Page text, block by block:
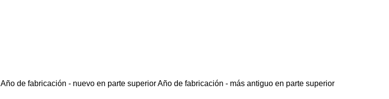
Año de fabricación - nuevo en parte superiorAño de fabricación - más antiguo en parte superior